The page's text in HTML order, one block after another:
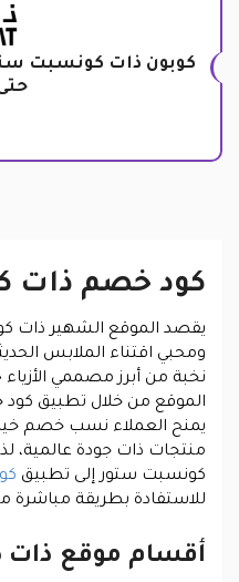
كوبون ذات كونسبت
حتى
كود خصم ذات
يقصد الموقع الشهير ذات
ومحبي اقتناء الملابس
نخبة من أبرز مصممي
الموقع من خلال تطبيق
يمنح العملاء نسب خصم
منتجات ذات جودة عالمية،
كونسبت ستور إلى تطبيق
للاستفادة بطريقة
أقسام موقع